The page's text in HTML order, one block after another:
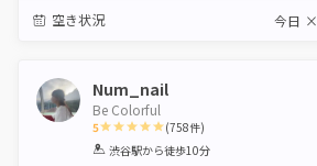
空き状況 今日 ×
Num_nail
Be Colorful
5
1 2 3 4 5
(758件)
渋谷駅から徒歩10分